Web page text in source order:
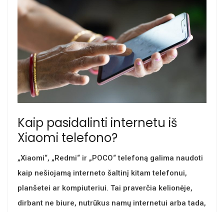
Kaip pasidalinti internetu iš
Xiaomi telefono?
„Xiaomi“, „Redmi“ ir „POCO“ telefoną galima naudoti
kaip nešiojamą interneto šaltinį kitam telefonui,
planšetei ar kompiuteriui. Tai praverčia kelionėje,
dirbant ne biure, nutrūkus namų internetui arba tada,